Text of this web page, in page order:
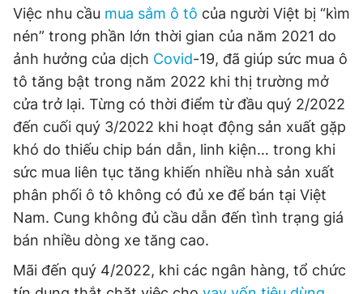
Việc nhu cầu mua sắm ô tô của người Việt bị “kìm
nén” trong phần lớn thời gian của năm 2021 do
ảnh hưởng của dịch Covid-19, đã giúp sức mua ô
tô tăng bật trong năm 2022 khi thị trường mở
cửa trở lại. Từng có thời điểm từ đầu quý 2/2022
đến cuối quý 3/2022 khi hoạt động sản xuất gặp
khó do thiếu chip bán dẫn, linh kiện… trong khi
sức mua liên tục tăng khiến nhiều nhà sản xuất
phân phối ô tô không có đủ xe để bán tại Việt
Nam. Cung không đủ cầu dẫn đến tình trạng giá
bán nhiều dòng xe tăng cao.
Mãi đến quý 4/2022, khi các ngân hàng, tổ chức